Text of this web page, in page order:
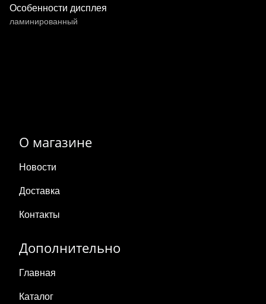
Особенности дисплея
ламинированный
О магазине
Новости
Доставка
Контакты
Дополнительно
Главная
Каталог